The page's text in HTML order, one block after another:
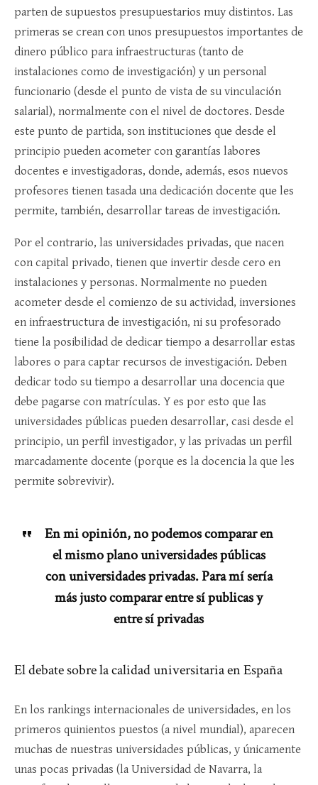
parten de supuestos presupuestarios muy distintos. Las
primeras se crean con unos presupuestos importantes de
dinero público para infraestructuras (tanto de
instalaciones como de investigación) y un personal
funcionario (desde el punto de vista de su vinculación
salarial), normalmente con el nivel de doctores. Desde
este punto de partida, son instituciones que desde el
principio pueden acometer con garantías labores
docentes e investigadoras, donde, además, esos nuevos
profesores tienen tasada una dedicación docente que les
permite, también, desarrollar tareas de investigación.
Por el contrario, las universidades privadas, que nacen
con capital privado, tienen que invertir desde cero en
instalaciones y personas. Normalmente no pueden
acometer desde el comienzo de su actividad, inversiones
en infraestructura de investigación, ni su profesorado
tiene la posibilidad de dedicar tiempo a desarrollar estas
labores o para captar recursos de investigación. Deben
dedicar todo su tiempo a desarrollar una docencia que
debe pagarse con matrículas. Y es por esto que las
universidades públicas pueden desarrollar, casi desde el
principio, un perfil investigador, y las privadas un perfil
marcadamente docente (porque es la docencia la que les
permite sobrevivir).
En mi opinión, no podemos comparar en
el mismo plano universidades públicas
con universidades privadas. Para mí sería
más justo comparar entre sí publicas y
entre sí privadas
El debate sobre la calidad universitaria en España
En los rankings internacionales de universidades, en los
primeros quinientos puestos (a nivel mundial), aparecen
muchas de nuestras universidades públicas, y únicamente
unas pocas privadas (la Universidad de Navarra, la